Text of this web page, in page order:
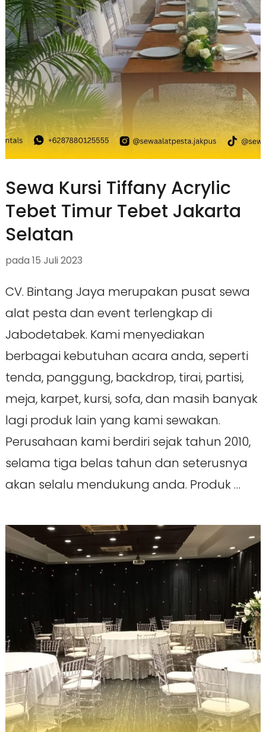
Sewa Kursi Tiffany Acrylic
Tebet Timur Tebet Jakarta
Selatan
pada 15 Juli 2023
CV. Bintang Jaya merupakan pusat sewa
alat pesta dan event terlengkap di
Jabodetabek. Kami menyediakan
berbagai kebutuhan acara anda, seperti
tenda, panggung, backdrop, tirai, partisi,
meja, karpet, kursi, sofa, dan masih banyak
lagi produk lain yang kami sewakan.
Perusahaan kami berdiri sejak tahun 2010,
selama tiga belas tahun dan seterusnya
akan selalu mendukung anda. Produk …